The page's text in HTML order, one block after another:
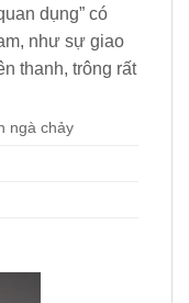
dụng” có
như sự giao
thanh, trông rất
ngà chảy